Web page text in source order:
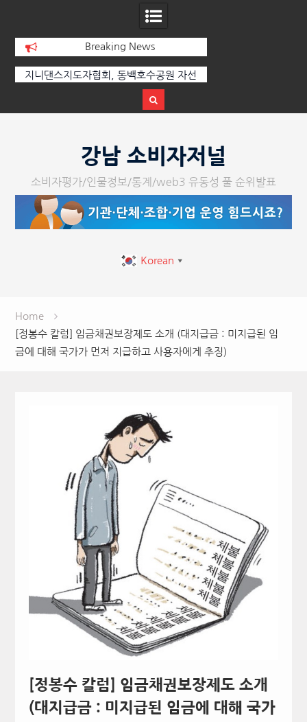
Breaking News
[손영미의 감성가곡] 누군가가 그립다
강남 소비자저널
소비자평가/인물정보/통계/web3 유동성 풀 순위발표
Korean ▼
Home
[정봉수 칼럼] 임금채권보장제도 소개 (대지급금 : 미지급된 임
금에 대해 국가가 먼저 지급하고 사용자에게 추징)
[정봉수 칼럼] 임금채권보장제도 소개
(대지급금 : 미지급된 임금에 대해 국가